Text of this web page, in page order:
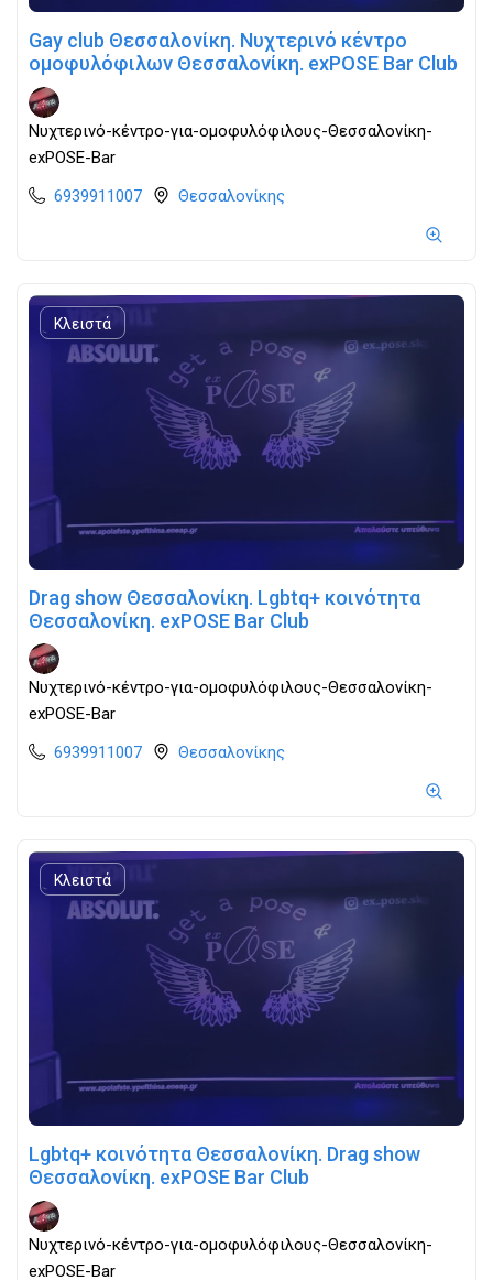
Gay club Θεσσαλονίκη. Νυχτερινό κέντρο
ομοφυλόφιλων Θεσσαλονίκη. exPOSE Bar Club
Νυχτερινό-κέντρο-για-ομοφυλόφιλους-Θεσσαλονίκη-
exPOSE-Bar
6939911007
Θεσσαλονίκης
Κλειστά
Drag show Θεσσαλονίκη. Lgbtq+ κοινότητα
Θεσσαλονίκη. exPOSE Bar Club
Νυχτερινό-κέντρο-για-ομοφυλόφιλους-Θεσσαλονίκη-
exPOSE-Bar
6939911007
Θεσσαλονίκης
Κλειστά
Lgbtq+ κοινότητα Θεσσαλονίκη. Drag show
Θεσσαλονίκη. exPOSE Bar Club
Νυχτερινό-κέντρο-για-ομοφυλόφιλους-Θεσσαλονίκη-
exPOSE-Bar